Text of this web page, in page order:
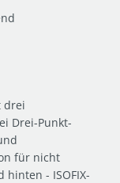
drei
Drei-Punkt-
für nicht
- ISOFIX-